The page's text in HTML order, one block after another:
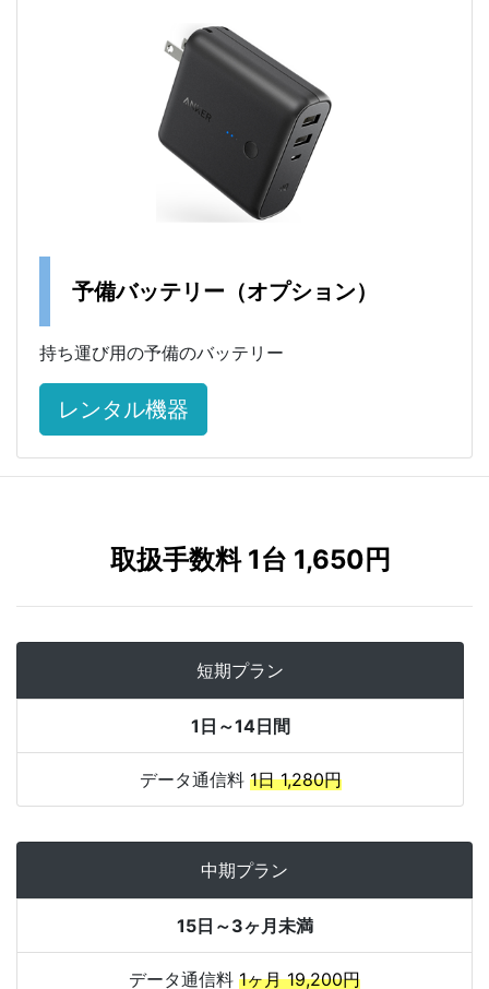
予備バッテリー（オプション）
持ち運び用の予備のバッテリー
レンタル機器
取扱手数料 1台 1,650円
短期プラン
1日～14日間
データ通信料 1日 1,280円
中期プラン
15日～3ヶ月未満
データ通信料 1ヶ月 19,200円